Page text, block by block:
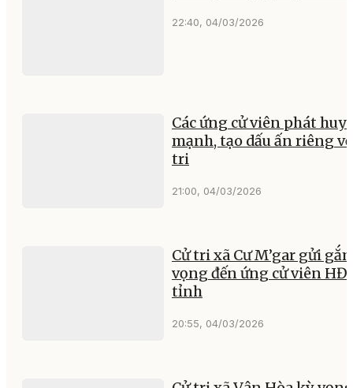
22:40, 04/03/2026
Các ứng cử viên phát huy
mạnh, tạo dấu ấn riêng
tri
21:00, 04/03/2026
Cử tri xã Cư M’gar gửi
vọng đến ứng cử viên
tỉnh
20:55, 04/03/2026